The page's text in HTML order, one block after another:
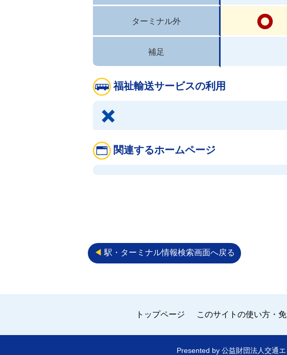
ターミナル外
補足
福祉輸送サービスの利用
関連するホームページ
◀︎ 駅・ターミナル情報検索画面へ戻る
トップページ このサイトの使い方・
Presented by 公益財団法人交通